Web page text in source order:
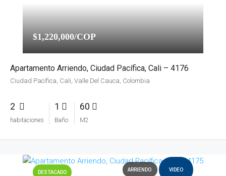
$1,220,000/COP
Apartamento Arriendo, Ciudad Pacífica, Cali – 4176
Ciudad Pacífica, Cali, Valle Del Cauca, Colombia
2
habitaciones
1
Baño
60
M2
DESTACADO ARRIENDO VIDEO